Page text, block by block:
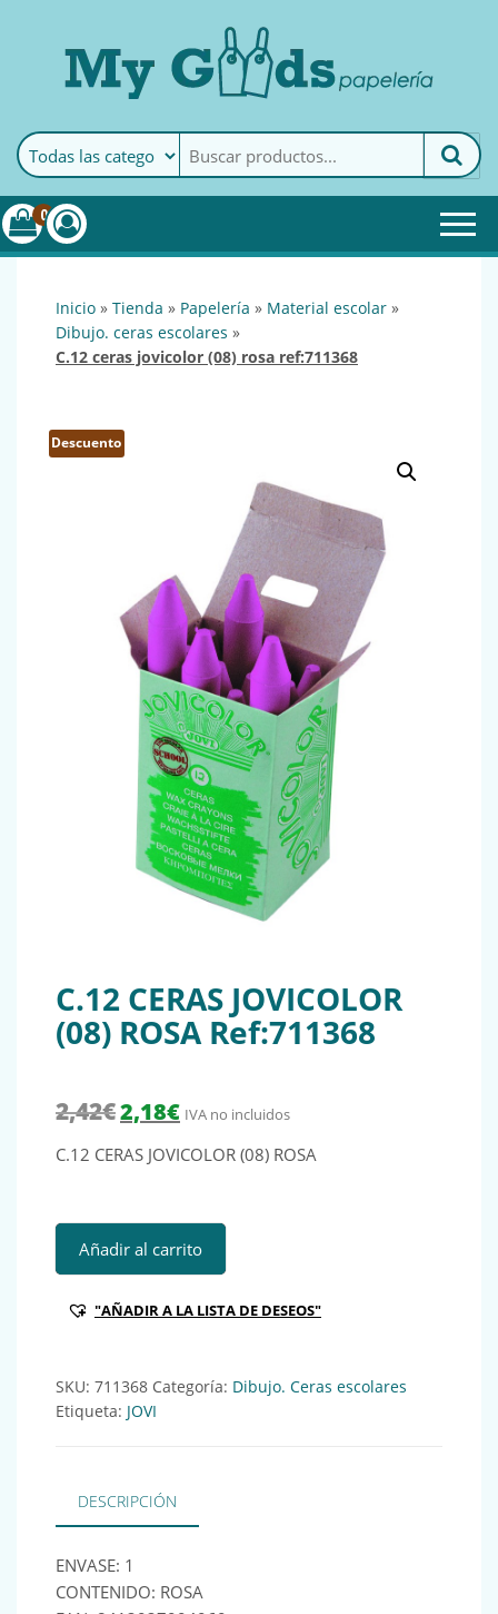
MyGoods · PapeleríaMy Goods es tu papelería
online de confianza. Podrás
encontrar todo lo necesario
0
inicio » tienda » papelería » material escolar »
dibujo. ceras escolares »
c.12 ceras jovicolor (08) rosa ref:711368
Descuento
C.12 CERAS JOVICOLOR
(08) ROSA Ref:711368
2,42€ El precio original era: 2,42€.
2,18€El precio actual es: 2,18€.
IVA no incluidos
C.12 CERAS JOVICOLOR (08) ROSA
Añadir al carrito
"AÑADIR A LA LISTA DE DESEOS"
SKU: 711368 Categoría: Dibujo. Ceras escolares
Etiqueta: JOVI
DESCRIPCIÓN
ENVASE: 1
CONTENIDO: ROSA